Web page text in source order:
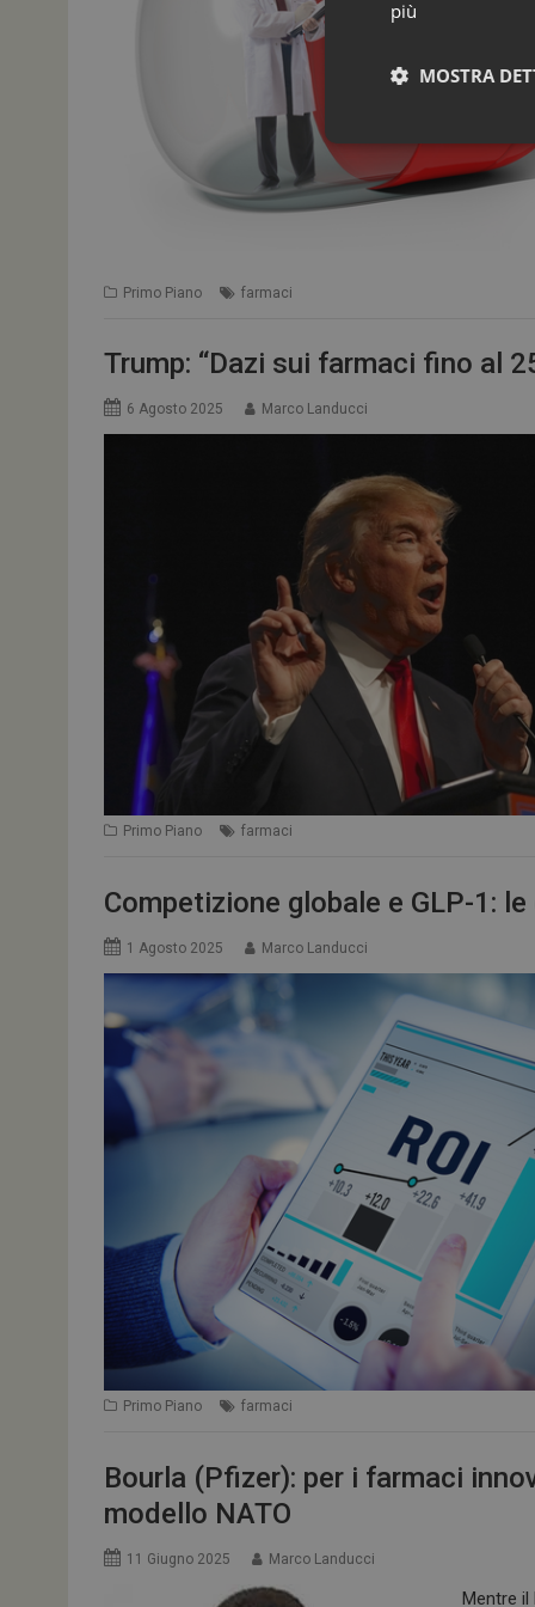
Primo Piano farmaci
Trump: “Dazi sui farmaci fino al
6 Agosto 2025 Marco Landucci
Primo Piano farmaci
Competizione globale e GLP-1:
1 Agosto 2025 Marco Landucci
Primo Piano farmaci
Bourla (Pfizer): per i farmaci
modello NATO
11 Giugno 2025 Marco Landucci
Mentre il
più
MOSTRA
I cookie necessari
e l'accesso alle aree
ARRAffinitySameSite
PHPSESSID
_ga_Z2VT792F98
tracking-sites-
ironfish-tracking-
NOME
__Secure-
tracking-sites-